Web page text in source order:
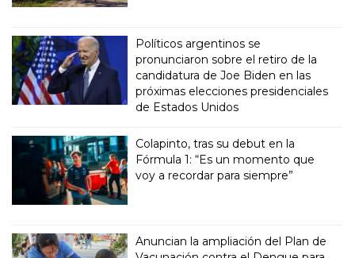
Políticos argentinos se
pronunciaron sobre el retiro de la
candidatura de Joe Biden en las
próximas elecciones presidenciales
de Estados Unidos
Colapinto, tras su debut en la
Fórmula 1: “Es un momento que
voy a recordar para siempre”
Anuncian la ampliación del Plan de